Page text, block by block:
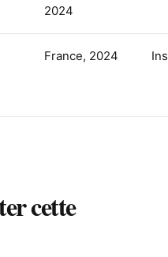
2024
France, 2024
cette